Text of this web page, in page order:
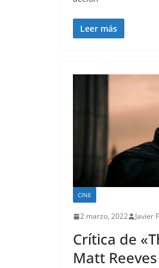
Leer más
CINE
2 marzo, 2022 Javier
Crítica de
Matt